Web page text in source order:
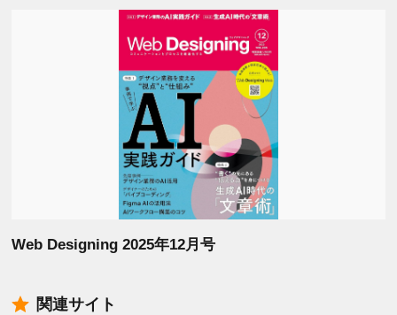
Web Designing 2025年12月号
関連サイト